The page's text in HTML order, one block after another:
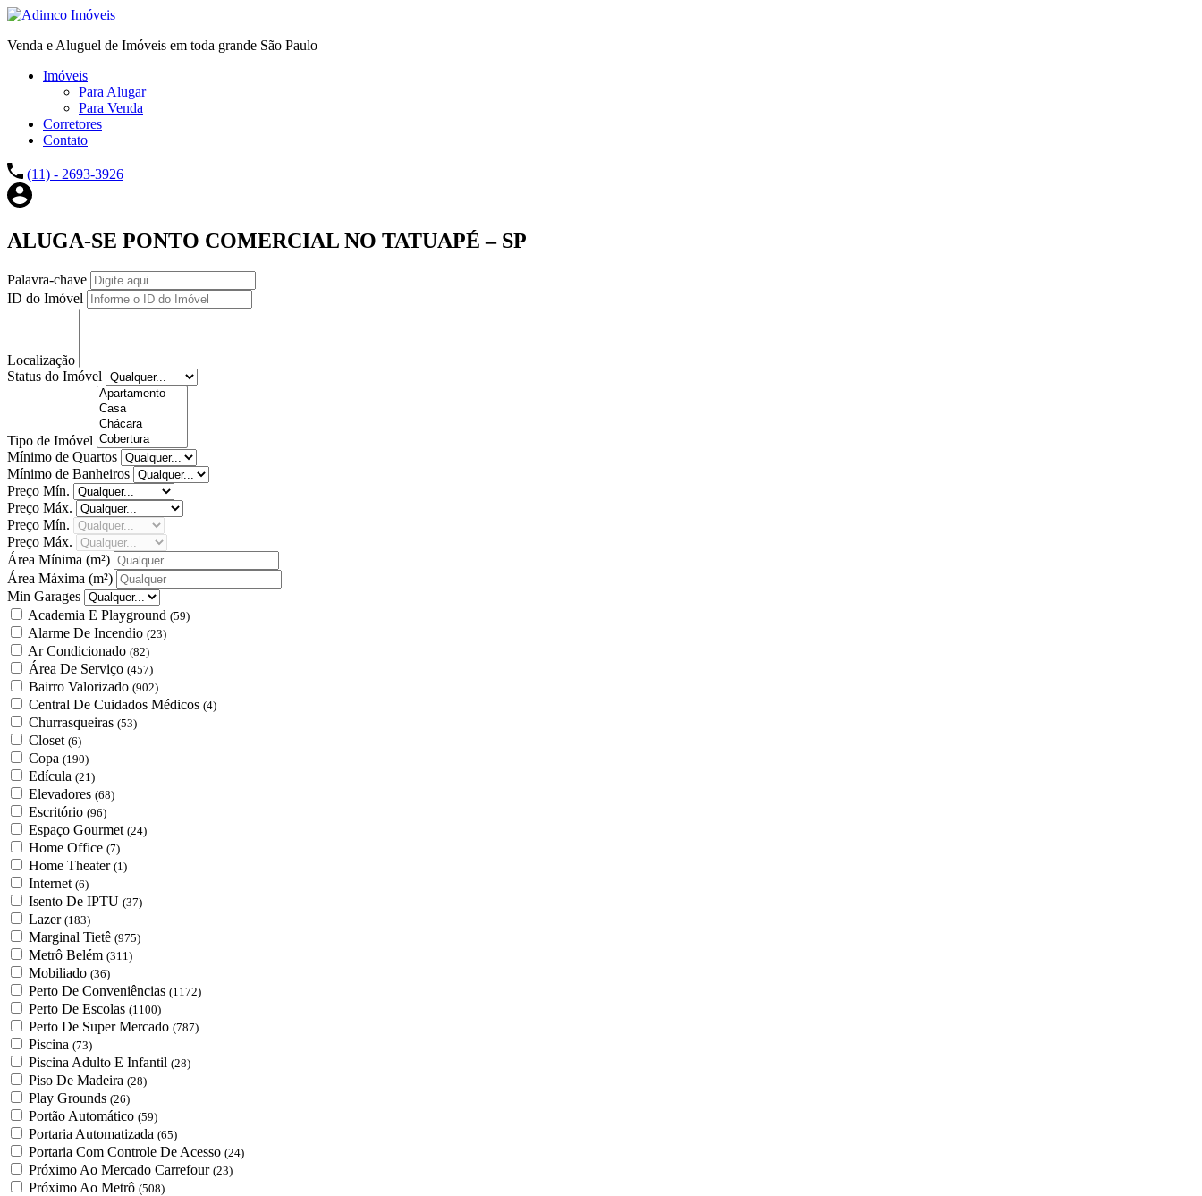
Venda e Aluguel de Imóveis em toda grande São Paulo
Imóveis
Para Alugar
Para Venda
Corretores
Contato
(11) - 2693-3926
ALUGA-SE PONTO COMERCIAL NO TATUAPÉ – SP
Palavra-chave
ID do Imóvel
Localização
Status do Imóvel
Tipo de Imóvel
Mínimo de Quartos
Mínimo de Banheiros
Preço Mín.
Preço Máx.
Preço Mín.
Preço Máx.
Área Mínima (m²)
Área Máxima (m²)
Min Garages
Academia E Playground (59)
Alarme De Incendio (23)
Ar Condicionado (82)
Área De Serviço (457)
Bairro Valorizado (902)
Central De Cuidados Médicos (4)
Churrasqueiras (53)
Closet (6)
Copa (190)
Edícula (21)
Elevadores (68)
Escritório (96)
Espaço Gourmet (24)
Home Office (7)
Home Theater (1)
Internet (6)
Isento De IPTU (37)
Lazer (183)
Marginal Tietê (975)
Metrô Belém (311)
Mobiliado (36)
Perto De Conveniências (1172)
Perto De Escolas (1100)
Perto De Super Mercado (787)
Piscina (73)
Piscina Adulto E Infantil (28)
Piso De Madeira (28)
Play Grounds (26)
Portão Automático (59)
Portaria Automatizada (65)
Portaria Com Controle De Acesso (24)
Próximo Ao Mercado Carrefour (23)
Próximo Ao Metrô (508)